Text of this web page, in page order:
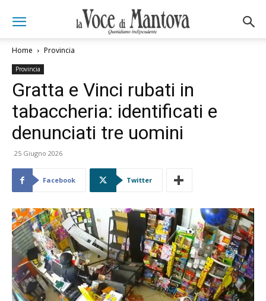
Home Provincia
Provincia
Gratta e Vinci rubati in
tabaccheria: identificati e
denunciati tre uomini
25 Giugno 2026
Facebook Twitter